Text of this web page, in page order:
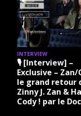
INTERVIEW
🎙 [Interview] –
Exclusive – Zan/
le grand retour
Zinny J. Zan &
Cody ! par le